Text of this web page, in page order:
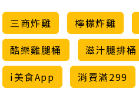
三商炸雞 檸檬炸雞
酷樂雞腿桶
滋汁腿排桶
i美食App
消費滿299